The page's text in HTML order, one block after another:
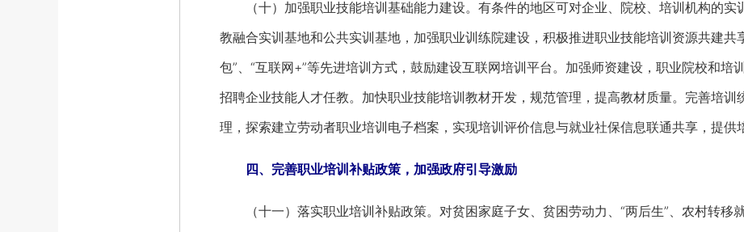
（十）加强职业技能培训基础能力建设。有条件的地区可对企业、院校、培训机构的实
教融合实训基地和公共实训基地，加强职业训练院建设，积极推进职业技能培训资源共建共
包”、“互联网+”等先进培训方式，鼓励建设互联网培训平台。加强师资建设，职业院校和培
招聘企业技能人才任教。加快职业技能培训教材开发，规范管理，提高教材质量。完善培
理，探索建立劳动者职业培训电子档案，实现培训评价信息与就业社保信息联通共享，提供
四、完善职业培训补贴政策，加强政府引导激励
（十一）落实职业培训补贴政策。对贫困家庭子女、贫困劳动力、“两后生”、农村转移